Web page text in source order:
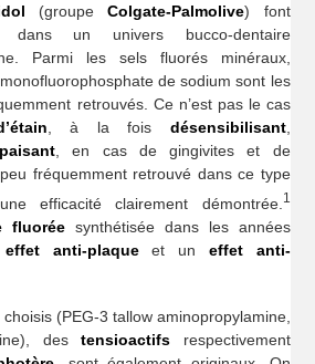
(groupeColgate-Palmolive) font
dans un univers bucco-dentaire
Parmi les sels fluorés minéraux,
de sodium sont les
retrouvés. Ce n’est pas le cas
, à la fois désensibilisant,
, en cas de gingivites et de
fréquemment retrouvé dans ce type
efficacité clairement démontrée. 1
fluorée synthétisée dans les années
effet anti-plaqueet un effet anti-
(PEG-3 tallow aminopropylamine,
destensioactifs respectivement